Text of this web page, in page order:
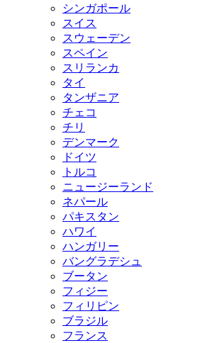
シンガポール
スイス
スウェーデン
スペイン
スリランカ
タイ
タンザニア
チェコ
チリ
デンマーク
ドイツ
トルコ
ニュージーランド
ネパール
パキスタン
ハワイ
ハンガリー
バングラデシュ
ブータン
フィジー
フィリピン
ブラジル
フランス